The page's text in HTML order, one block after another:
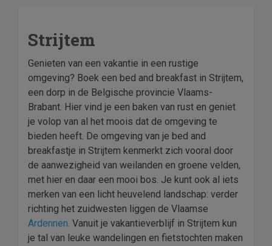
Strijtem
Genieten van een vakantie in een rustige
omgeving? Boek een bed and breakfast in Strijtem,
een dorp in de Belgische provincie Vlaams-
Brabant. Hier vind je een baken van rust en geniet
je volop van al het moois dat de omgeving te
bieden heeft. De omgeving van je bed and
breakfastje in Strijtem kenmerkt zich vooral door
de aanwezigheid van weilanden en groene velden,
met hier en daar een mooi bos. Je kunt ook al iets
merken van een licht heuvelend landschap: verder
richting het zuidwesten liggen de Vlaamse
Ardennen. Vanuit je vakantieverblijf in Strijtem kun
je tal van leuke wandelingen en fietstochten maken